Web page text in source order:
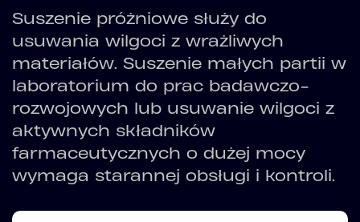
Suszenie próżniowe służy do
usuwania wilgoci z wrażliwych
materiałów. Suszenie małych partii w
laboratorium do prac badawczo-
rozwojowych lub usuwanie wilgoci z
aktywnych składników
farmaceutycznych o dużej mocy
wymaga starannej obsługi i kontroli.